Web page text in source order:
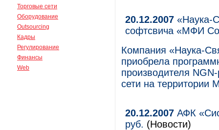
Торговые сети
Оборудование
Outsourcing
Кадры
Регулирование
Финансы
Web
20.12.2007 «Наука-
софтсвича «МФИ
Компания «Наука-
приобрела
производителя
сети на территории
20.12.2007 АФК
руб. (Новости)